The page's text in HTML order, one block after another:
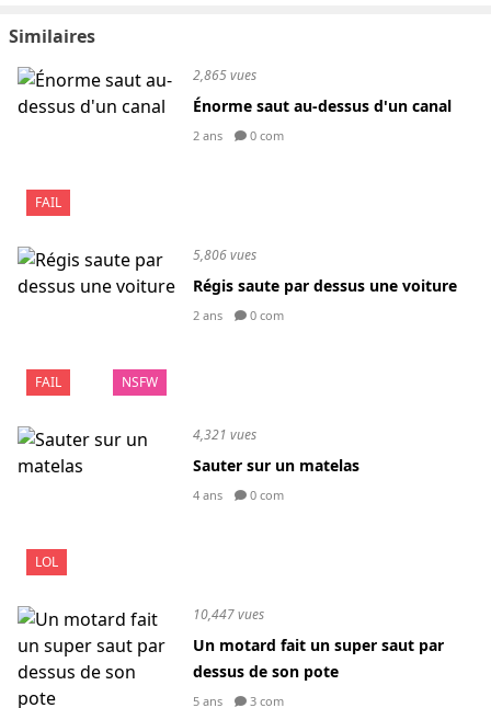
Similaires
FAIL
2,865 vues
Énorme saut au-dessus d'un canal
2 ans 0 com
FAIL NSFW
5,806 vues
Régis saute par dessus une voiture
2 ans 0 com
LOL
4,321 vues
Sauter sur un matelas
4 ans 0 com
10,447 vues
Un motard fait un super saut par
dessus de son pote
5 ans 3 com